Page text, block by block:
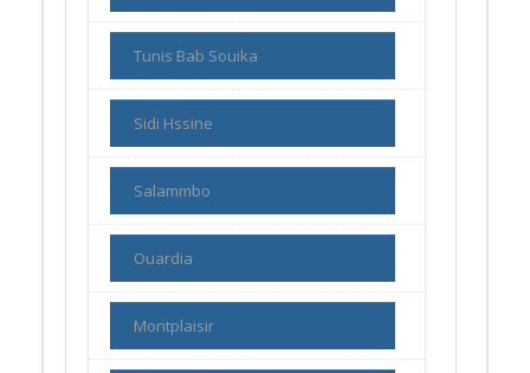
Tunis Bab Souika
Sidi Hssine
Salammbo
Ouardia
Montplaisir